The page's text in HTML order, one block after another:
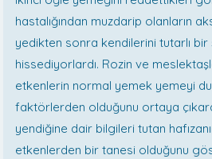
hastalığından muzdarip olanların
yedikten sonra kendilerini tutarlı
hissediyorlardı. Rozin ve
etkenlerin normal yemek yemeyi
faktörlerden olduğunu ortaya
yendiğine dair bilgileri tutan
etkenlerden bir tanesi olduğunu